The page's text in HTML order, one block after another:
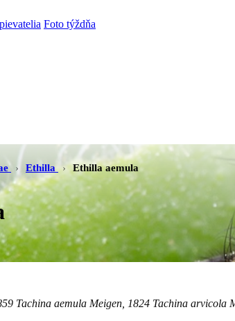
Foto týždňa
Foto týždňa Vyhľadávanie Tmavá téma
› Ethilla › Ethilla aemula
Tachina aemula Meigen, 1824 Tachina arvicola